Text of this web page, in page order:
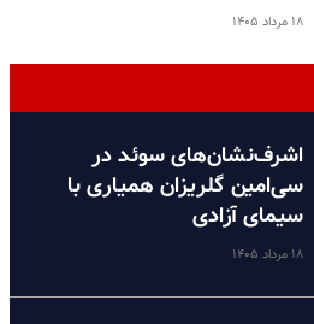
۱۸ مرداد ۱۴۰۵
اشرف‌نشان‌های سوئد در
سی‌امین گلریزان همیاری با
سیمای آزادی
۱۸ مرداد ۱۴۰۵